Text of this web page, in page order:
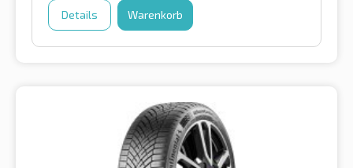
Details Warenkorb